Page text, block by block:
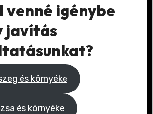
venné igénybe
javítás
és környéke
és környéke